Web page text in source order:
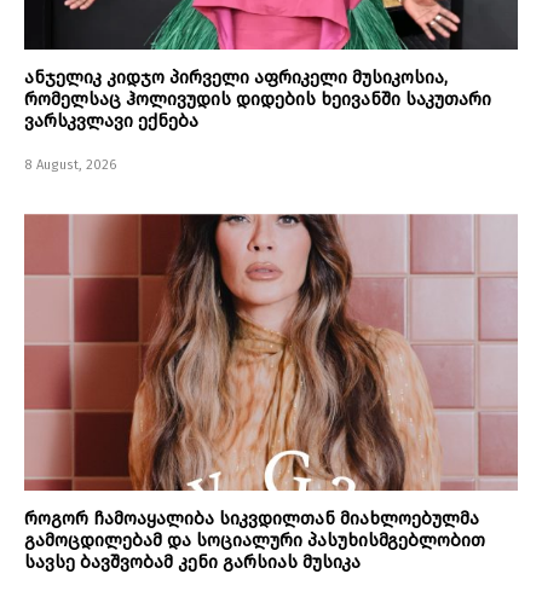
ანჯელიკ კიდჯო პირველი აფრიკელი მუსიკოსია,
რომელსაც ჰოლივუდის დიდების ხეივანში საკუთარი
ვარსკვლავი ექნება
8 August, 2026
როგორ ჩამოაყალიბა სიკვდილთან მიახლოებულმა
გამოცდილებამ და სოციალური პასუხისმგებლობით
სავსე ბავშვობამ კენი გარსიას მუსიკა